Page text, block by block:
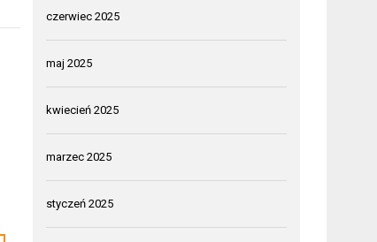
czerwiec 2025
maj 2025
kwiecień 2025
marzec 2025
styczeń 2025